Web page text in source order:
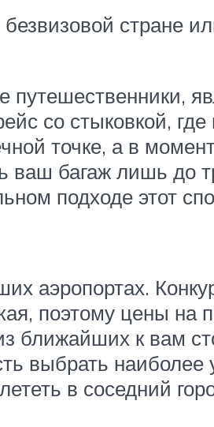
стране
со стыковкой,
точке, а в
багаж лишь до
подходе этот
аэропортах.
поэтому цены на
ближайших к вам
выбрать
в соседний